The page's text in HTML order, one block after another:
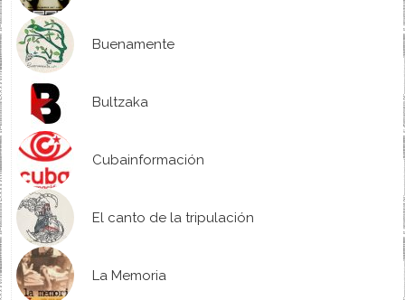
Buenamente
Bultzaka
Cubainformación
El canto de la tripulación
La Memoria